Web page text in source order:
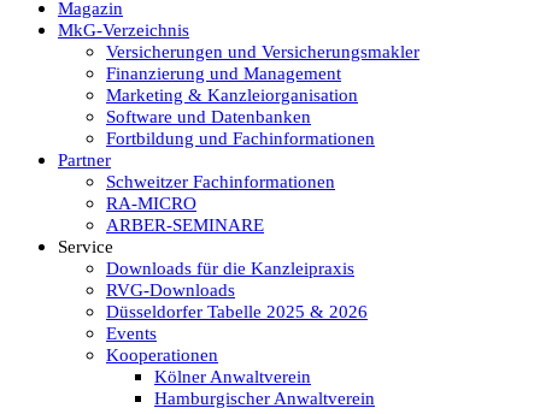
Magazin
MkG-Verzeichnis
Versicherungen und Versicherungsmakler
Finanzierung und Management
Marketing & Kanzleiorganisation
Software und Datenbanken
Fortbildung und Fachinformationen
Partner
Schweitzer Fachinformationen
RA-MICRO
ARBER-SEMINARE
Service
Downloads für die Kanzleipraxis
RVG-Downloads
Düsseldorfer Tabelle 2025 & 2026
Events
Kooperationen
Kölner Anwaltverein
Hamburgischer Anwaltverein